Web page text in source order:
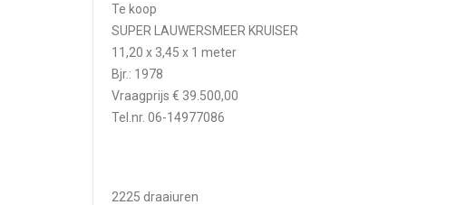
Te koop
SUPER LAUWERSMEER KRUISER
11,20 x 3,45 x 1 meter
Bjr.: 1978
Vraagprijs € 39.500,00
Tel.nr. 06-14977086
2225 draaiuren